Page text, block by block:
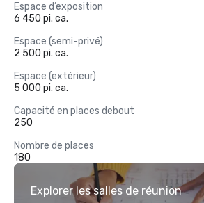
Espace d’exposition
6 450 pi. ca.
Espace (semi-privé)
2 500 pi. ca.
Espace (extérieur)
5 000 pi. ca.
Capacité en places debout
250
Nombre de places
180
Explorer les salles de réunion